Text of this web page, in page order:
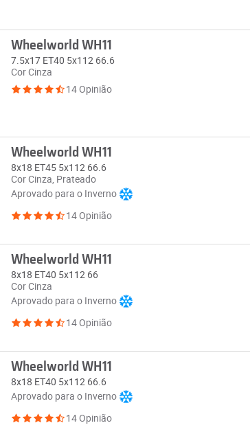
Wheelworld WH11
7.5x17 ET40 5x112 66.6
Cor Cinza
14 Opinião
Wheelworld WH11
8x18 ET45 5x112 66.6
Cor Cinza, Prateado
Aprovado para o Inverno
14 Opinião
Wheelworld WH11
8x18 ET40 5x112 66
Cor Cinza
Aprovado para o Inverno
14 Opinião
Wheelworld WH11
8x18 ET40 5x112 66.6
Aprovado para o Inverno
14 Opinião